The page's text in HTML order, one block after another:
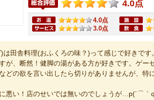
4.0点
4.0点
3.0点
は田舎料理(おふくろの味？)って感じで好きです
が、断然！健脚の湯がある方が好きです。ゲー
どの欲を言い出したら切りがありませんが、特
悪い！店のせいでは無いのでしょうが…p(´⌒｀